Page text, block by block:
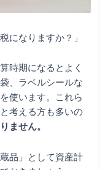
になりますか？」
時期になるとよく
、ラベルシールな
使います。これら
考える方も多いの
ません。
品」として資産計